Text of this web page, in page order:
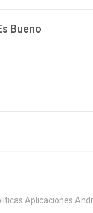
Bueno
Aplicaciones